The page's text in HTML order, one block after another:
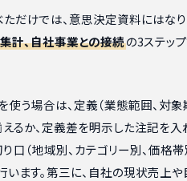
だけでは、意思決定資料にはなり
計、自社事業との接続の3ステッ
使う場合は、定義（業態範囲、対象
るか、定義差を明示した注記を入
口（地域別、カテゴリー別、価格
います。第三に、自社の現状売上